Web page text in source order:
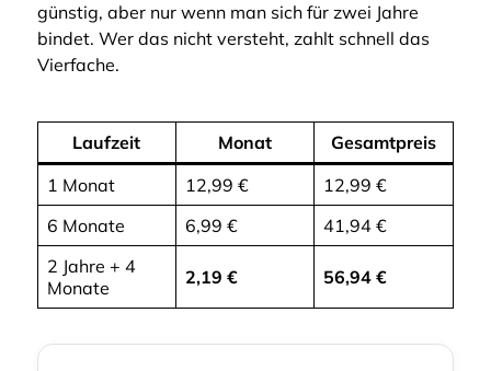
günstig, aber nur wenn man sich für zwei Jahre
bindet. Wer das nicht versteht, zahlt schnell das
Vierfache.
Laufzeit Monat
Gesamtpreis
1 Monat
12,99 €
12,99 €
6 Monate
6,99 €
41,94 €
2 Jahre + 4
Monate
2,19 € 56,94 €